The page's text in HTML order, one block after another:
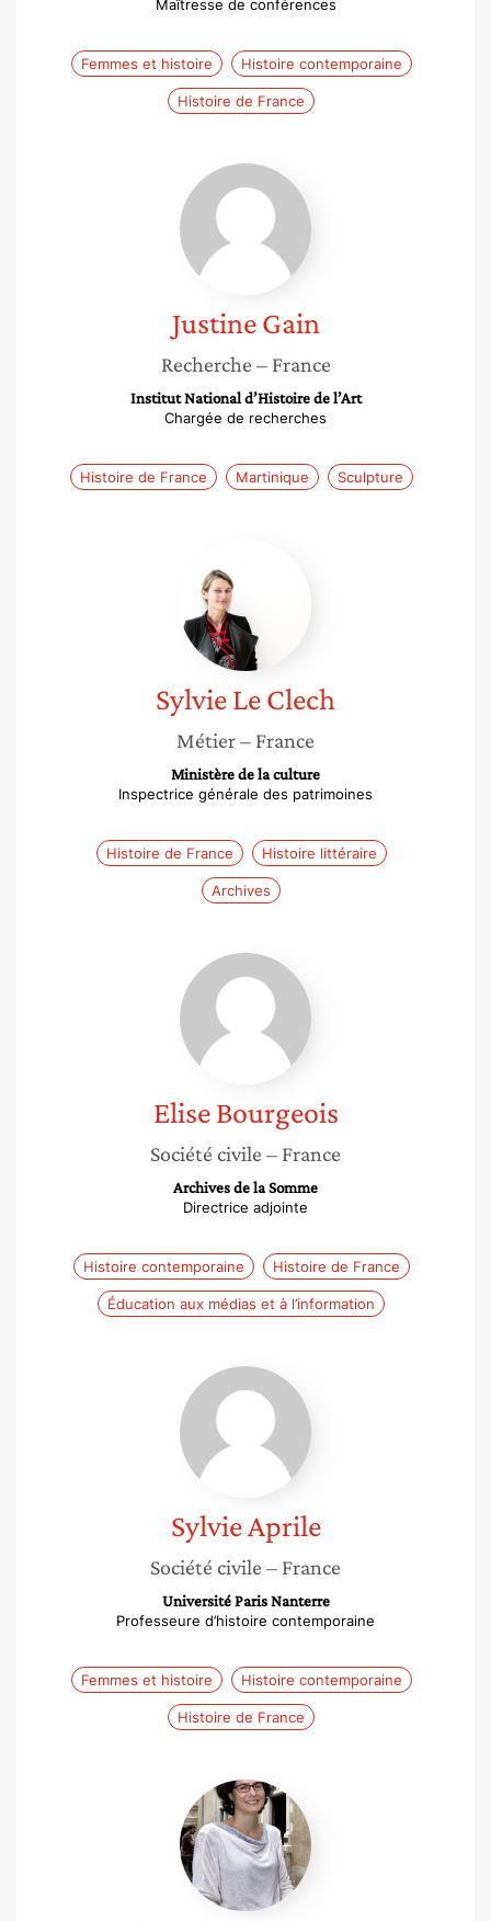
Maîtresse de conférences
Femmes et histoire Histoire contemporaine
Histoire de France
Justine
Gain
Justine Gain
Recherche – France
Institut National d’Histoire de l’Art
Chargée de recherches
Histoire de France Martinique Sculpture
SylvieLe Clech
Métier– France
Ministère de la culture
Inspectrice générale des patrimoines
Histoire de France Histoire littéraire
Archives
Elise
Bourgeois
Elise Bourgeois
Société civile – France
Archives de la Somme
Directrice adjointe
Histoire contemporaine Histoire de France
Éducation aux médias et à l’information
Sylvie
Aprile
SylvieAprile
Société civile – France
Université Paris Nanterre
Professeure d’histoire contemporaine
Femmes et histoire Histoire contemporaine
Histoire de France
Estelle
Ingrand-
varenne